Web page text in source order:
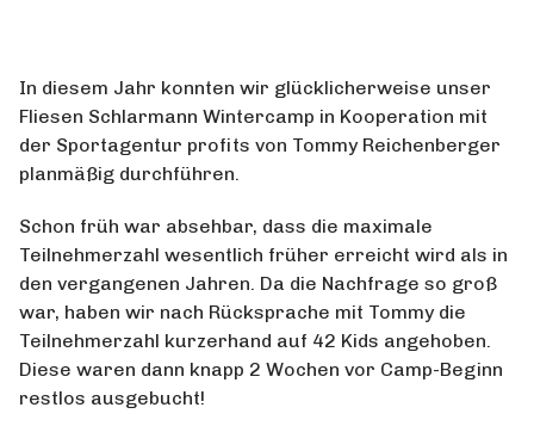
In diesem Jahr konnten wir glücklicherweise unser
Fliesen Schlarmann Wintercamp in Kooperation mit
der Sportagentur profits von Tommy Reichenberger
planmäßig durchführen.
Schon früh war absehbar, dass die maximale
Teilnehmerzahl wesentlich früher erreicht wird als in
den vergangenen Jahren. Da die Nachfrage so groß
war, haben wir nach Rücksprache mit Tommy die
Teilnehmerzahl kurzerhand auf 42 Kids angehoben.
Diese waren dann knapp 2 Wochen vor Camp-Beginn
restlos ausgebucht!